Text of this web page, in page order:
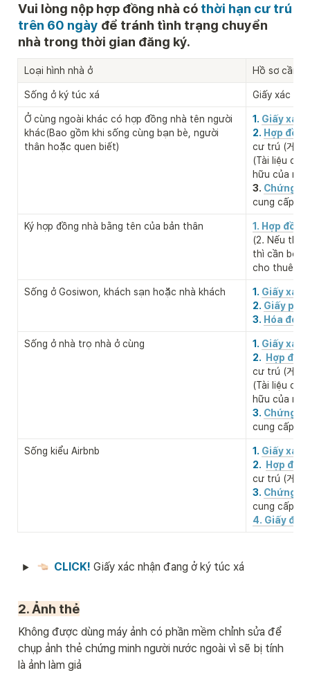
Vui lòng nộp hợp đồng nhà có thời hạn cư trú
trên 60 ngày để tránh tình trạng chuyển
nhà trong thời gian đăng ký.
Loại hình nhà ở Hồ sơ cần
Sống ở ký túc xá Giấy xác
Ở cùng ngoài khác có hợp đồng nhà tên người
khác(Bao gồm khi sống cùng bạn bè, người
thân hoặc quen biết)
1. Giấy xác
2. Hợp
cư trú (거주제
(Tài liệu
hữu của nơi
3. Chứng
cung cấp nơi
Ký hợp đồng nhà bằng tên của bản thân
1. Hợp
(2. Nếu
thì cần bổ
cho thuê
Sống ở Gosiwon, khách sạn hoặc nhà khách 1. Giấy xác
2. Giấy
3. Hóa đơn
Sống ở nhà trọ nhà ở cùng 1. Giấy xác
2.
Hợp
cư trú (거주제
(Tài liệu
hữu của nơi
3. Chứng
cung cấp nơi
Sống kiểu Airbnb 1. Giấy xác
2.
Hợp
cư trú (거주제
3. Chứng
cung cấp nơi
4. Giấy đặt
CLICK! Giấy xác nhận đang ở ký túc xá
2. Ảnh thẻ
Không được dùng máy ảnh có phần mềm chỉnh sửa để
chụp ảnh thẻ chứng minh người nước ngoài vì sẽ bị tính
là ảnh làm giả